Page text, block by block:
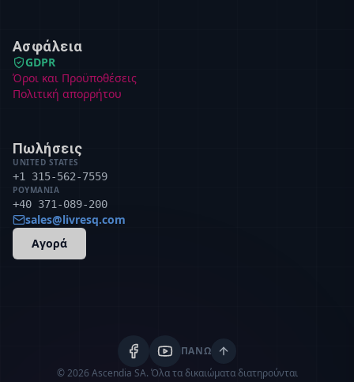
Ασφάλεια
GDPR
Όροι και Προϋποθέσεις
Πολιτική απορρήτου
Πωλήσεις
UNITED STATES
+1 315-562-7559
ΡΟΥΜΑΝΊΑ
+40 371-089-200
sales@livresq.com
Αγορά
ΠΆΝΩ
© 2026 Ascendia SA. Όλα τα δικαιώματα διατηρούνται